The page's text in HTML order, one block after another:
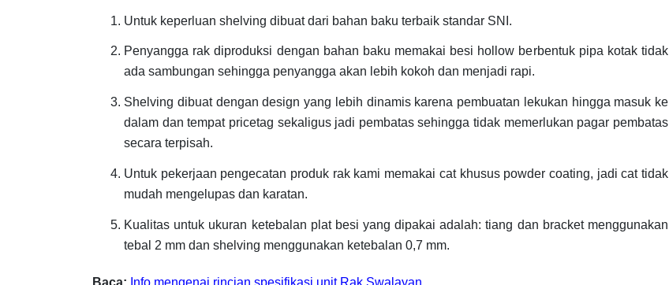
Untuk keperluan shelving dibuat dari bahan baku terbaik standar SNI.
Penyangga rak diproduksi dengan bahan baku memakai besi hollow berbentuk pipa kotak tidak
ada sambungan sehingga penyangga akan lebih kokoh dan menjadi rapi.
Shelving dibuat dengan design yang lebih dinamis karena pembuatan lekukan hingga masuk ke
dalam dan tempat pricetag sekaligus jadi pembatas sehingga tidak memerlukan pagar pembatas
secara terpisah.
Untuk pekerjaan pengecatan produk rak kami memakai cat khusus powder coating, jadi cat tidak
mudah mengelupas dan karatan.
Kualitas untuk ukuran ketebalan plat besi yang dipakai adalah: tiang dan bracket menggunakan
tebal 2 mm dan shelving menggunakan ketebalan 0,7 mm.
Baca: Info mengenai rincian spesifikasi unit Rak Swalayan